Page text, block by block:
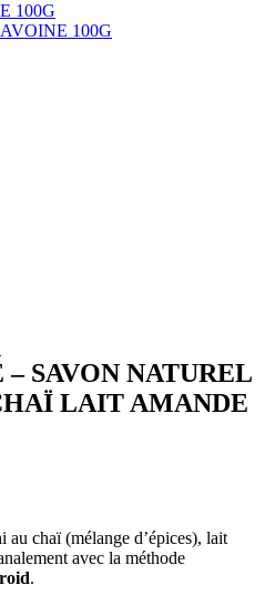
100G
100G
SAVON NATUREL
LAIT AMANDE
au chaï (mélange d’épices), lait
avec la méthode
.